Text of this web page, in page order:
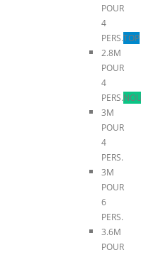
POUR
4
PERS.TOP
2.8M
POUR
4
PERS.
3M
POUR
4
PERS.
3M
POUR
6
PERS.
3.6M
POUR